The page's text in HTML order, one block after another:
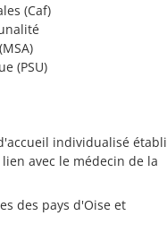
(Caf)
(PSU)
individualisé établi
avec le médecin de la
des pays d'Oise et